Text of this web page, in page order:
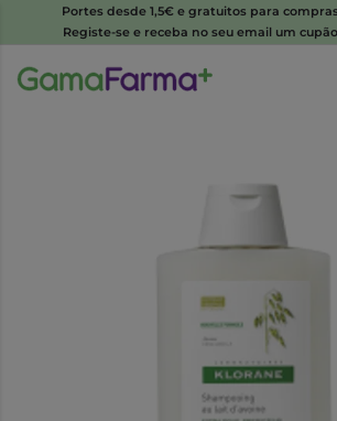
Portes desde 1,5€ e gratuitos para
Registe-se e receba no seu email um